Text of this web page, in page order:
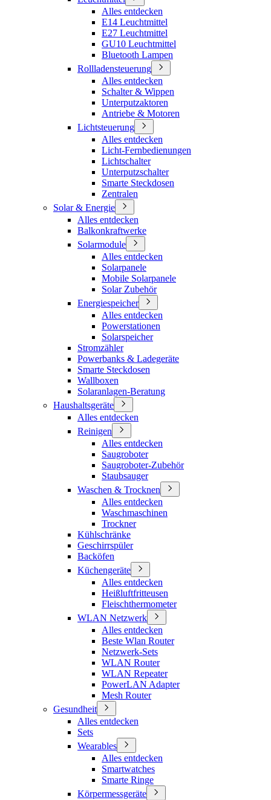
Alles entdecken
E14 Leuchtmittel
E27 Leuchtmittel
GU10 Leuchtmittel
Bluetooth Lampen
Rollladensteuerung
Alles entdecken
Schalter & Wippen
Unterputzaktoren
Antriebe & Motoren
Lichtsteuerung
Alles entdecken
Licht-Fernbedienungen
Lichtschalter
Unterputzschalter
Smarte Steckdosen
Zentralen
Solar & Energie
Alles entdecken
Balkonkraftwerke
Solarmodule
Alles entdecken
Solarpanele
Mobile Solarpanele
Solar Zubehör
Energiespeicher
Alles entdecken
Powerstationen
Solarspeicher
Stromzähler
Powerbanks & Ladegeräte
Smarte Steckdosen
Wallboxen
Solaranlagen-Beratung
Haushaltsgeräte
Alles entdecken
Reinigen
Alles entdecken
Saugroboter
Saugroboter-Zubehör
Staubsauger
Waschen & Trocknen
Alles entdecken
Waschmaschinen
Trockner
Kühlschränke
Geschirrspüler
Backöfen
Küchengeräte
Alles entdecken
Heißluftfritteusen
Fleischthermometer
WLAN Netzwerk
Alles entdecken
Beste Wlan Router
Netzwerk-Sets
WLAN Router
WLAN Repeater
PowerLAN Adapter
Mesh Router
Gesundheit
Alles entdecken
Sets
Wearables
Alles entdecken
Smartwatches
Smarte Ringe
Körpermessgeräte